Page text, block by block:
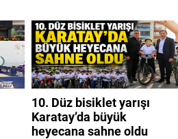
10. Düz bisiklet yarışı
Karatay’da büyük
heyecana sahne oldu